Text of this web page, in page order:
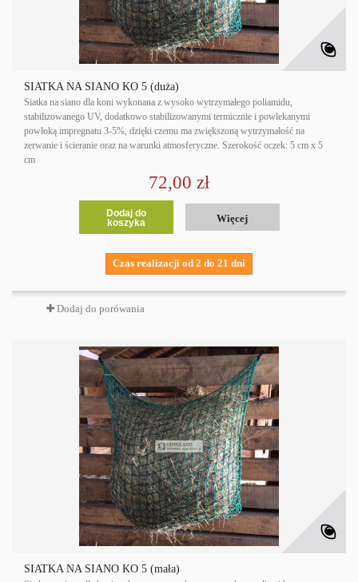
SIATKA NA SIANO KO 5 (duża)
Siatka na siano dla koni wykonana z wysoko wytrzymałego poliamidu,
stabilizowanego UV, dodatkowo stabilizowanymi termicznie i powlekanymi
powłoką impregnatu 3-5%, dzięki czemu ma zwiększoną wytrzymałość na
zerwanie i ścieranie oraz na warunki atmosferyczne. Szerokość oczek: 5 cm x 5
cm
72,00 zł
Dodaj do
koszyka
Więcej
Czas realizacji od 2 do 21 dni
Dodaj do porówania
SIATKA NA SIANO KO 5 (mała)